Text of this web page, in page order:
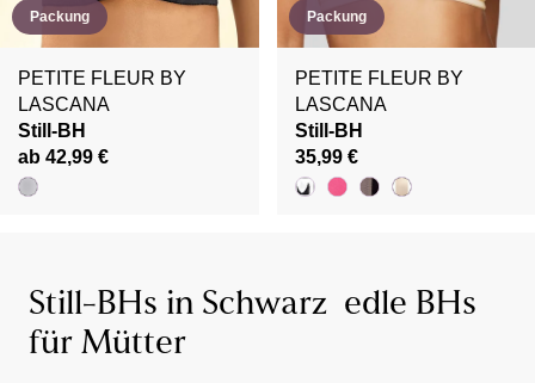
Packung
PETITE FLEUR BY
LASCANA
Still-BH
ab 42,99 €
Packung
PETITE FLEUR BY
LASCANA
Still-BH
35,99 €
Still-BHs in Schwarz  edle BHs
für Mütter